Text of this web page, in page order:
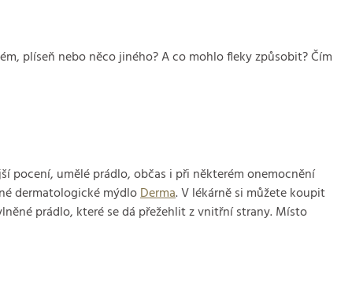
plíseň nebo něco jiného? A co mohlo fleky způsobit? Čím
pocení, umělé prádlo, občas i při některém onemocnění
dermatologické mýdloDerma. V lékárně si můžete koupit
prádlo, které se dá přežehlit z vnitřní strany. Místo